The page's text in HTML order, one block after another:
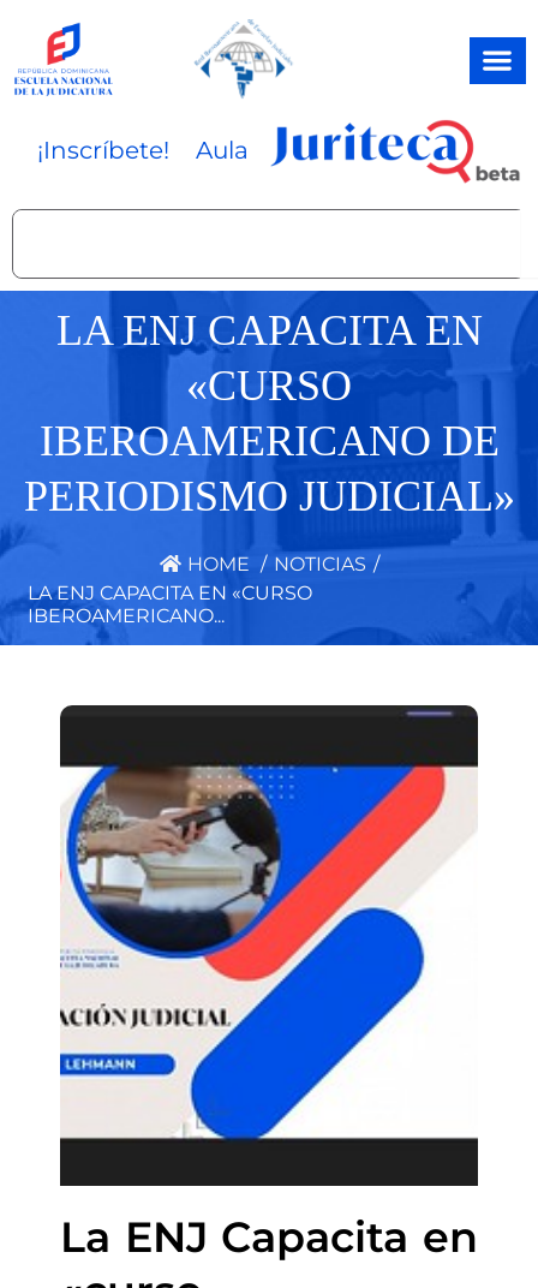
contenido
¡Inscríbete! Aula
Search
LA ENJ CAPACITA EN
«CURSO
IBEROAMERICANO DE
PERIODISMO JUDICIAL»
HOME / NOTICIAS /
LA ENJ CAPACITA EN «CURSO
IBEROAMERICANO...
La ENJ Capacita en